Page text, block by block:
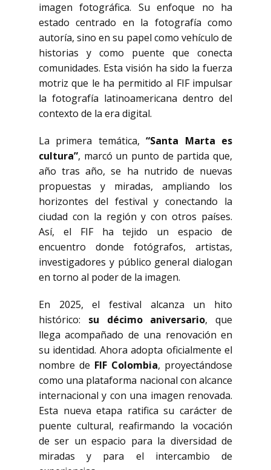
imagen fotográfica. Su enfoque no ha
estado centrado en la fotografía como
autoría, sino en su papel como vehículo de
historias y como puente que conecta
comunidades. Esta visión ha sido la fuerza
motriz que le ha permitido al FIF impulsar
la fotografía latinoamericana dentro del
contexto de la era digital.
La primera temática,“Santa Marta es
cultura”, marcó un punto de partida que,
año tras año, se ha nutrido de nuevas
propuestas y miradas, ampliando los
horizontes del festival y conectando la
ciudad con la región y con otros países.
Así, el FIF ha tejido un espacio de
encuentro donde fotógrafos, artistas,
investigadores y público general dialogan
en torno al poder de la imagen.
En 2025, el festival alcanza un hito
histórico: su décimo aniversario, que
llega acompañado de una renovación en
su identidad. Ahora adopta oficialmente el
nombre de FIF Colombia, proyectándose
como una plataforma nacional con alcance
internacional y con una imagen renovada.
Esta nueva etapa ratifica su carácter de
puente cultural, reafirmando la vocación
de ser un espacio para la diversidad de
miradas y para el intercambio de